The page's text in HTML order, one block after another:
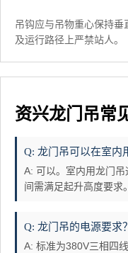
吊钩应与吊物重心保持
及运行路径上严禁站人。
资兴龙门吊常
Q: 龙门吊可以在室内
A: 可以。室内用龙门
间需满足起升高度要求
Q: 龙门吊的电源要求？
A: 标准为380V三相四